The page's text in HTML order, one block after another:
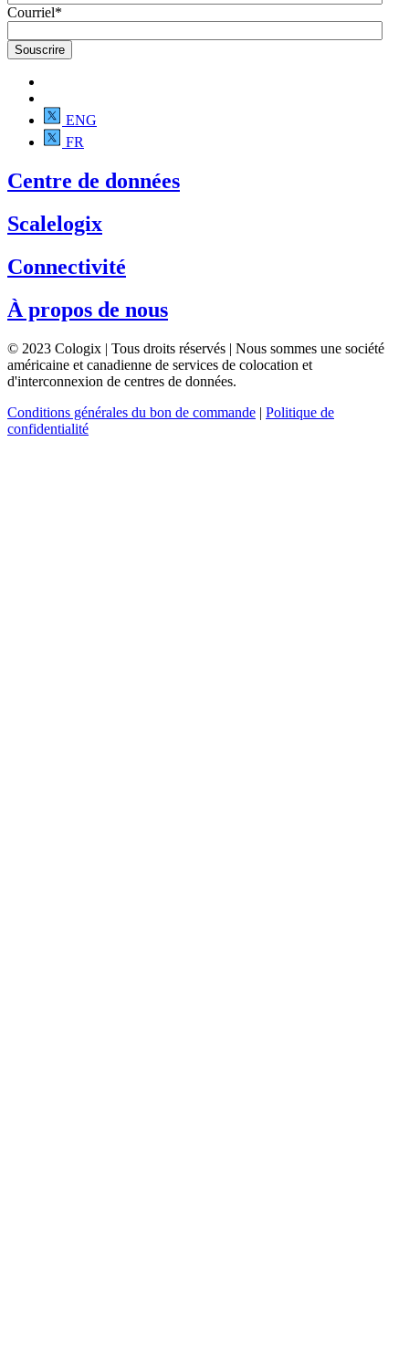
Courriel*
ENG
FR
Centre de données
Scalelogix
Connectivité
À propos de nous
© 2023 Cologix | Tous droits réservés | Nous sommes une société
américaine et canadienne de services de colocation et
d'interconnexion de centres de données.
Conditions générales du bon de commande | Politique de
confidentialité